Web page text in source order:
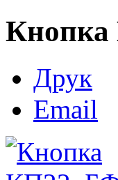
Друк
Email